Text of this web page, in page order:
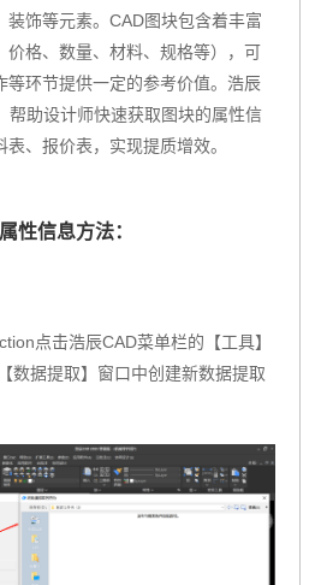
装饰等元素。CAD图块包含着丰富
价格、数量、材料、规格等），可
等环节提供一定的参考价值。浩辰
帮助设计师快速获取图块的属性信
、报价表，实现提质增效。
性信息方法：
点击浩辰CAD菜单栏的【工具】
数据提取】窗口中创建新数据提取